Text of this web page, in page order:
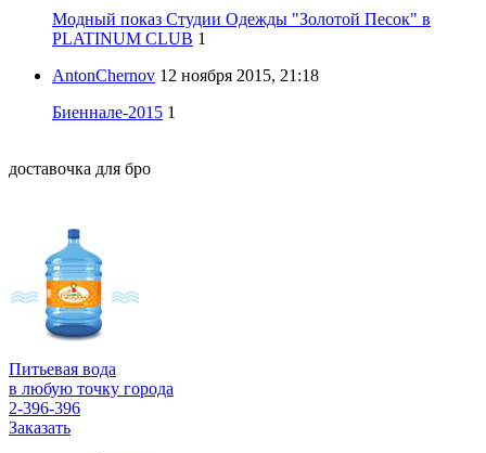
Модный показ Студии Одежды "Золотой Песок" в
PLATINUM CLUB 1
AntonChernov 12 ноября 2015, 21:18
Биеннале-2015 1
доставочка для бро
Питьевая вода
в любую точку города
2-396-396
Заказать